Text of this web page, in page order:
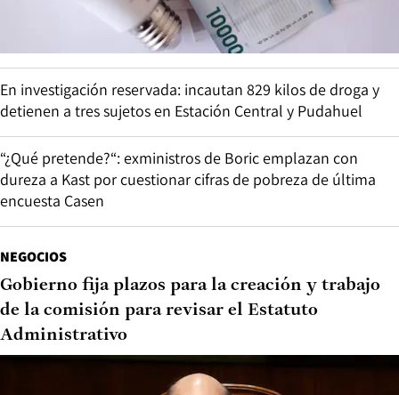
En investigación reservada: incautan 829 kilos de droga y
detienen a tres sujetos en Estación Central y Pudahuel
“¿Qué pretende?“: exministros de Boric emplazan con
dureza a Kast por cuestionar cifras de pobreza de última
encuesta Casen
NEGOCIOS
Gobierno fija plazos para la creación y trabajo
de la comisión para revisar el Estatuto
Administrativo